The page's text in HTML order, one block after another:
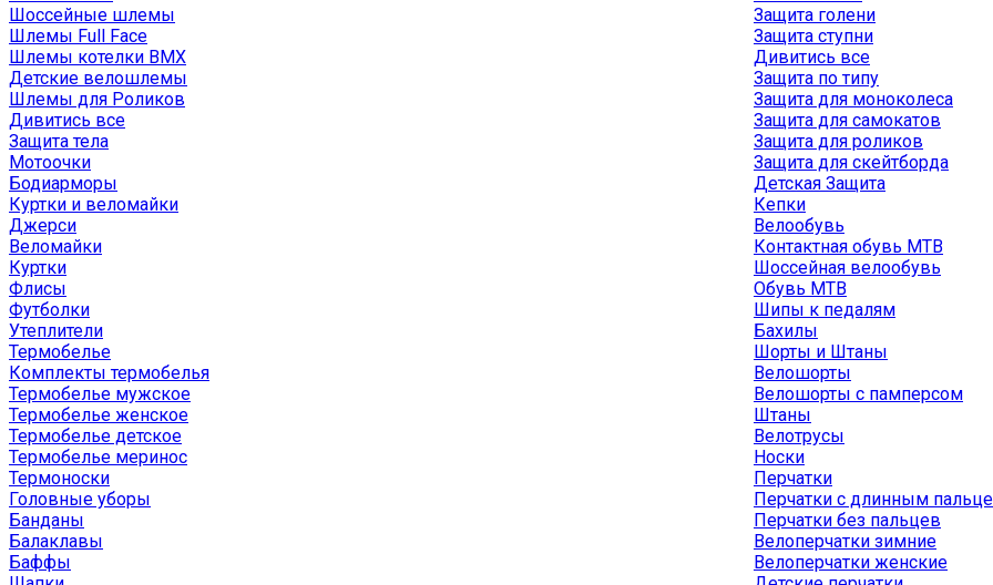
Шоссейные шлемы
Шлемы Full Face
Шлемы котелки BMX
Детские велошлемы
Шлемы для Роликов
Дивитись все
Защита тела
Мотоочки
Бодиарморы
Защита голени
Защита ступни
Дивитись все
Защита по типу
Защита для моноколеса
Защита для самокатов
Защита для роликов
Защита для скейтборда
Детская Защита
Куртки и веломайки
Джерси
Веломайки
Куртки
Флисы
Футболки
Утеплители
Термобелье
Комплекты термобелья
Термобелье мужское
Термобелье женское
Термобелье детское
Термобелье меринос
Термоноски
Головные уборы
Банданы
Балаклавы
Баффы
Кепки
Велообувь
Контактная обувь MTB
Шоссейная велообувь
Обувь MTB
Шипы к педалям
Бахилы
Шорты и Штаны
Велошорты
Велошорты с памперсом
Штаны
Велотрусы
Носки
Перчатки
Перчатки с длинным
Перчатки без пальцев
Велоперчатки зимние
Велоперчатки женские